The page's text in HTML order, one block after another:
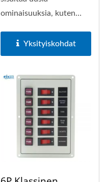
ominaisuuksia, kuten
valaistut...Yksityiskohdat